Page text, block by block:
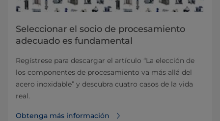
Seleccionar el socio de procesamiento
adecuado es fundamental
Regístrese para descargar el artículo “La elección de
los componentes de procesamiento va más allá del
acero inoxidable” y descubra cuatro casos de la vida
real.
Obtenga más información